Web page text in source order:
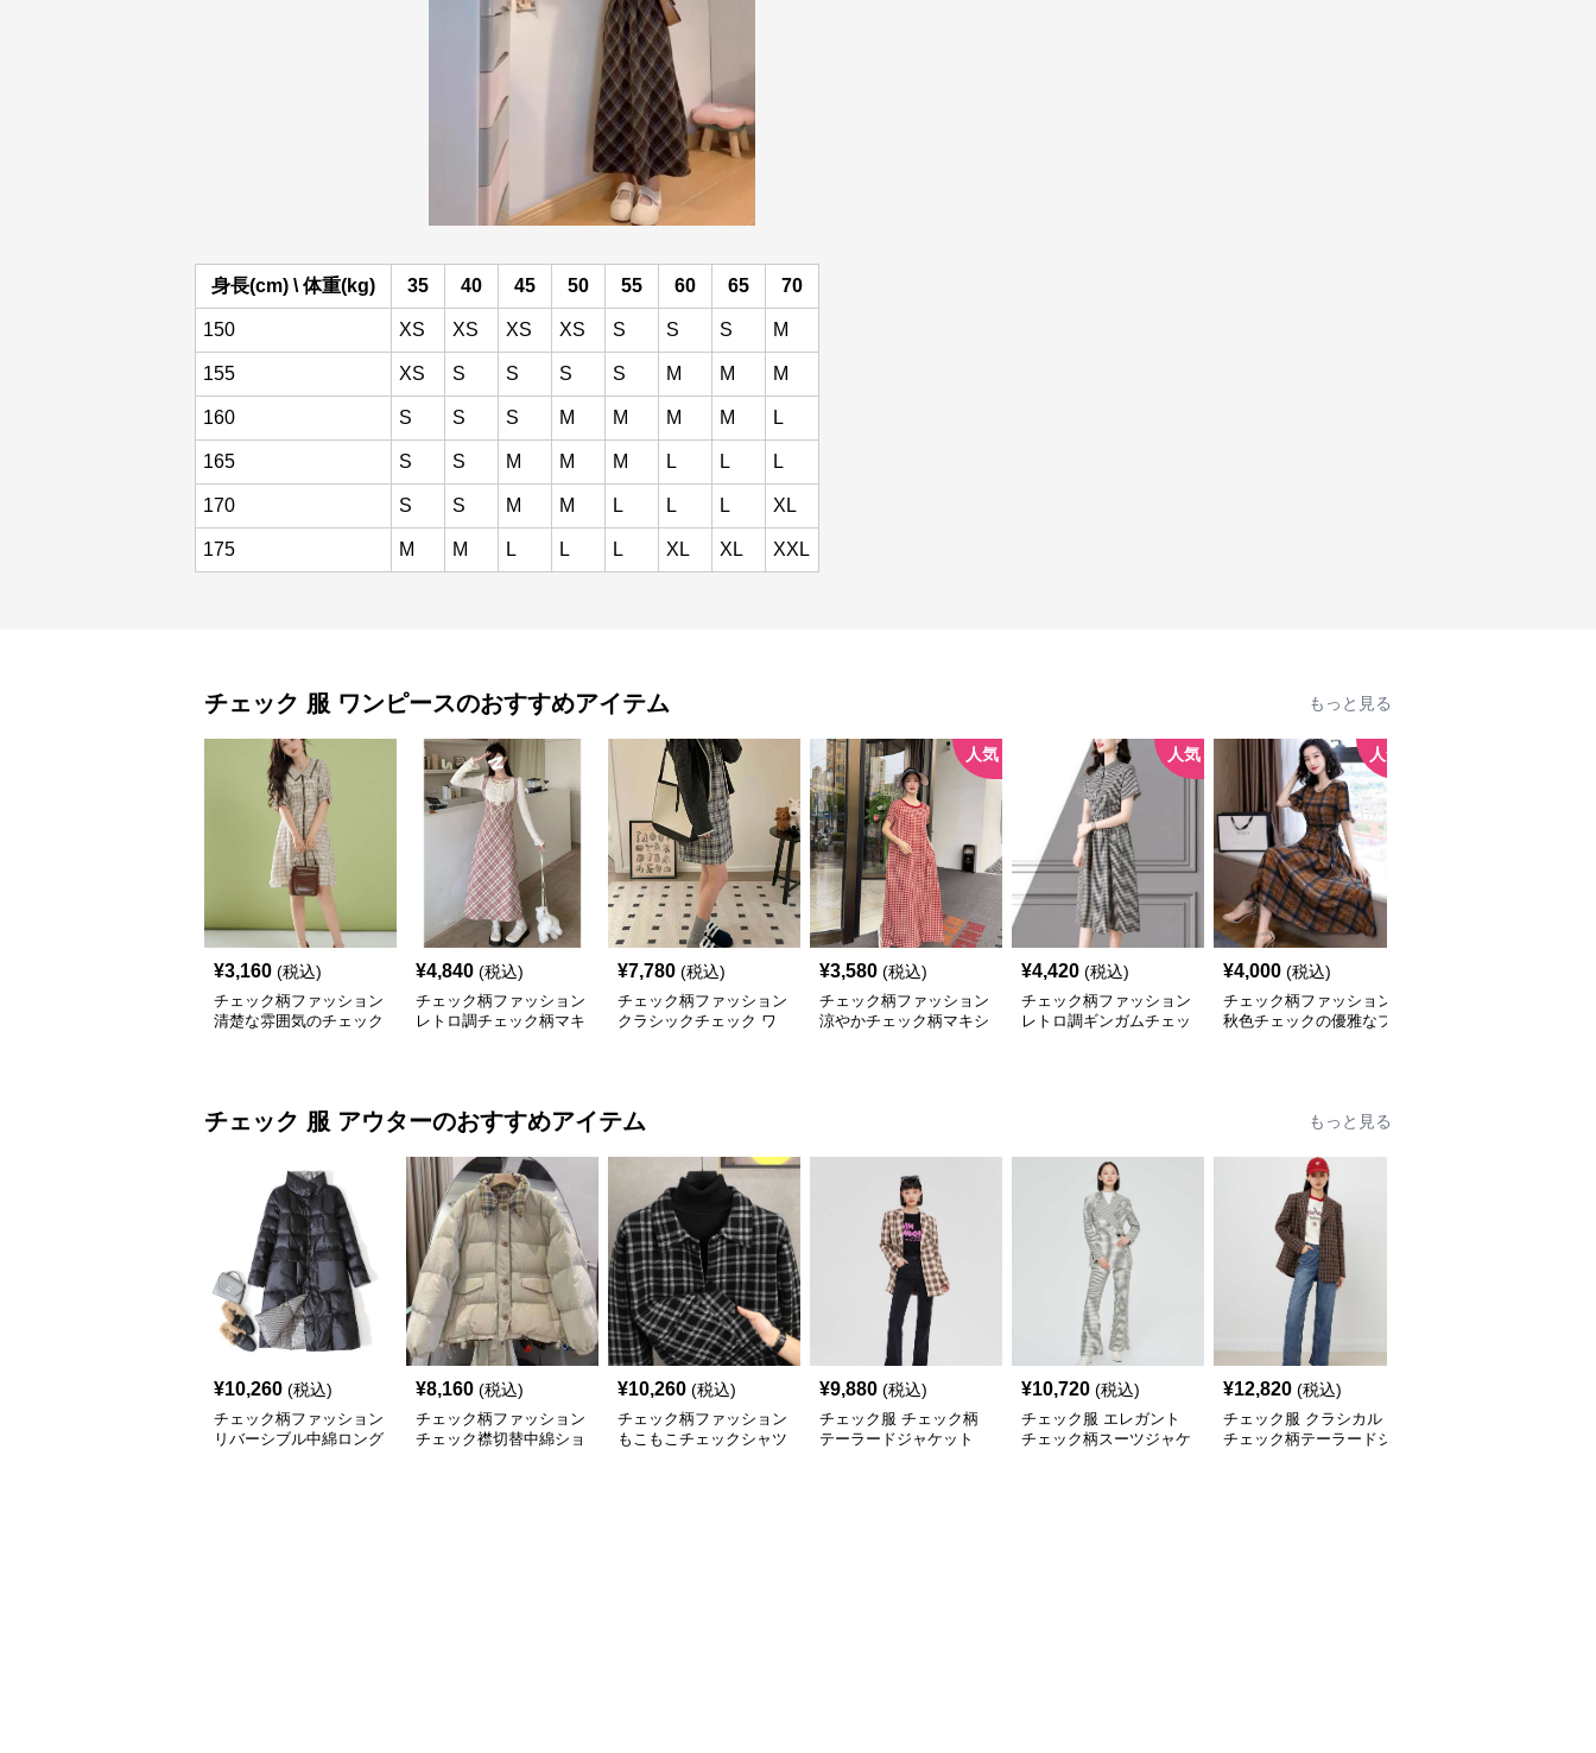
身長(cm) \ 体重(kg) 35 40 45 50 55 60 65 70
150 XS XS XS XS S S S M
155 XS S S S S M M M
160 S S S M M M M L
165 S S M M M L L L
170 S S M M L L L XL
175 M M L L L XL XL XXL
チェック 服 ワンピースのおすすめアイテム もっと見る
¥3,160 (税込)
チェック柄ファッション
清楚な雰囲気のチェック
¥4,840 (税込)
チェック柄ファッション
レトロ調チェック柄マキ
¥7,780 (税込)
チェック柄ファッション
クラシックチェック ワ
人気
¥3,580 (税込)
チェック柄ファッション
涼やかチェック柄マキシ
人気
¥4,420 (税込)
チェック柄ファッション
レトロ調ギンガムチェッ
人気
¥4,000 (税込)
チェック柄ファッション
秋色チェックの優雅なフ
チェック 服 アウターのおすすめアイテム もっと見る
¥10,260 (税込)
チェック柄ファッション
リバーシブル中綿ロング
¥8,160 (税込)
チェック柄ファッション
チェック襟切替中綿ショ
¥10,260 (税込)
チェック柄ファッション
もこもこチェックシャツ
¥9,880 (税込)
チェック服 チェック柄
テーラードジャケット
¥10,720 (税込)
チェック服 エレガント
チェック柄スーツジャケ
¥12,820 (税込)
チェック服 クラシカル
チェック柄テーラードジ